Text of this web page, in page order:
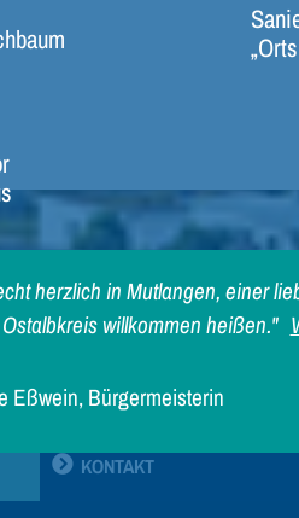
Mutlangen
herzlich in Mutlangen, einer
willkommen heißen."
Eßwein, Bürgermeisterin
KONTAKT